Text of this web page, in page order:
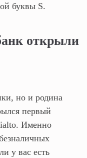
буквы S.
открыли
но и родина
первый
Именно
у вас есть